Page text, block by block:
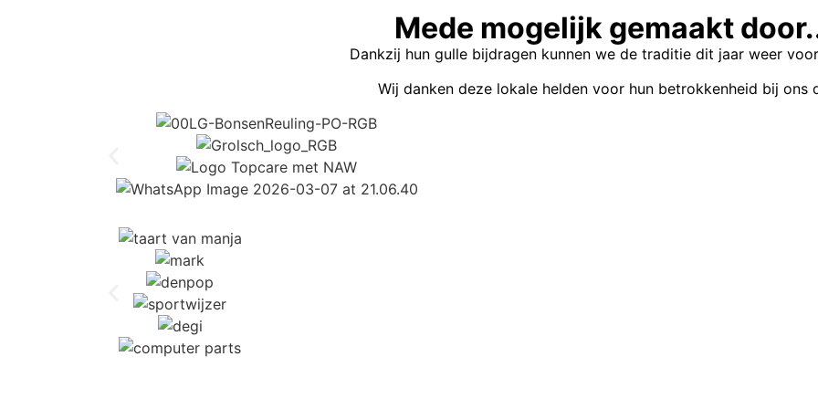
Mede mogelijk gemaakt
Dankzij hun gulle bijdragen kunnen we de traditie dit jaar weer
Wij danken deze lokale helden voor hun betrokkenheid bij ons